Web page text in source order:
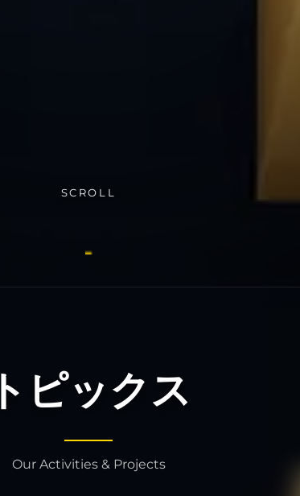
SCROLL
トピックス
Our Activities & Projects